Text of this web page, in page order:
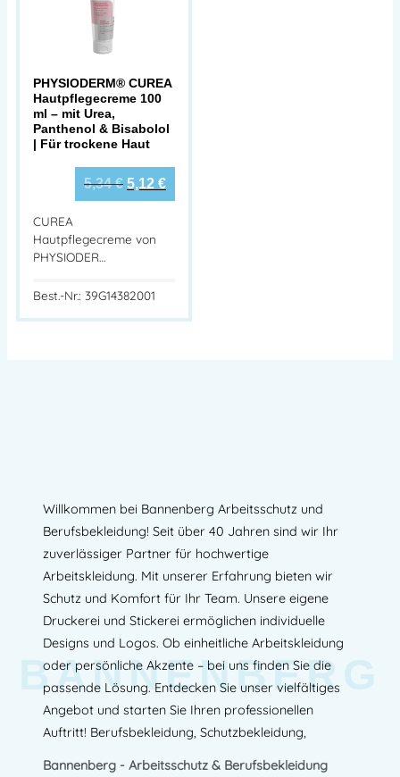
PHYSIODERM® CUREA
Hautpflegecreme 100
ml – mit Urea,
Panthenol & Bisabolol
| Für trockene Haut
5,34€ 5,12 €
CUREA
Hautpflegecreme von
PHYSIODER…
Best.-Nr.: 39G14382001
Willkommen bei Bannenberg Arbeitsschutz und
Berufsbekleidung! Seit über 40 Jahren sind wir Ihr
zuverlässiger Partner für hochwertige
Arbeitskleidung. Mit unserer Erfahrung bieten wir
Schutz und Komfort für Ihr Team. Unsere eigene
Druckerei und Stickerei ermöglichen individuelle
Designs und Logos. Ob einheitliche Arbeitskleidung
oder persönliche Akzente – bei uns finden Sie die
passende Lösung. Entdecken Sie unser vielfältiges
Angebot und starten Sie Ihren professionellen
Auftritt! Berufsbekleidung, Schutzbekleidung,
Bannenberg - Arbeitsschutz & Berufsbekleidung
BANNENBERG